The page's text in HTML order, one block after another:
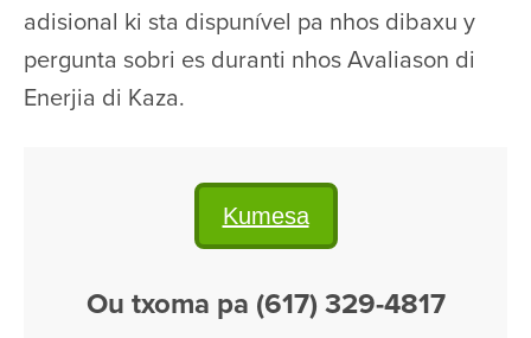
adisional ki sta dispunível pa nhos dibaxu y
pergunta sobri es duranti nhos Avaliason di
Enerjia di Kaza.
Kumesa
Ou txoma pa (617) 329-4817